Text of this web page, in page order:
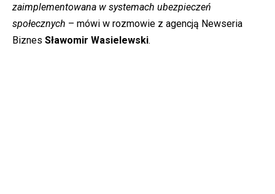
zaimplementowana w systemach ubezpieczeń
społecznych – mówi w rozmowie z agencją Newseria
Biznes Sławomir Wasielewski.